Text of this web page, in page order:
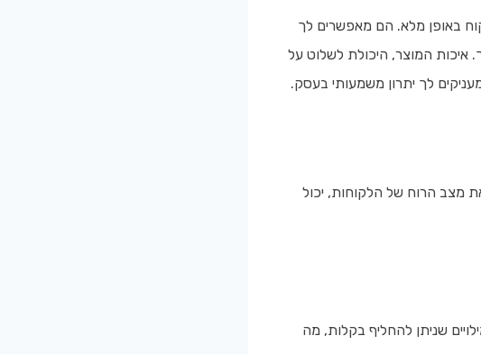
באופן מלא. הם מאפשרים לך
המוצר, היכולת לשלוט על
לך יתרון משמעותי בעסק.
מצב הרוח של הלקוחות, יכול
שניתן להחליף בקלות, מה